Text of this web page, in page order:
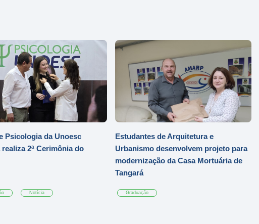
Psicologia da Unoesc
realiza 2ª Cerimônia do
Notícia
Estudantes de Arquitetura e
Urbanismo desenvolvem projeto para
modernização da Casa Mortuária de
Tangará
Graduação